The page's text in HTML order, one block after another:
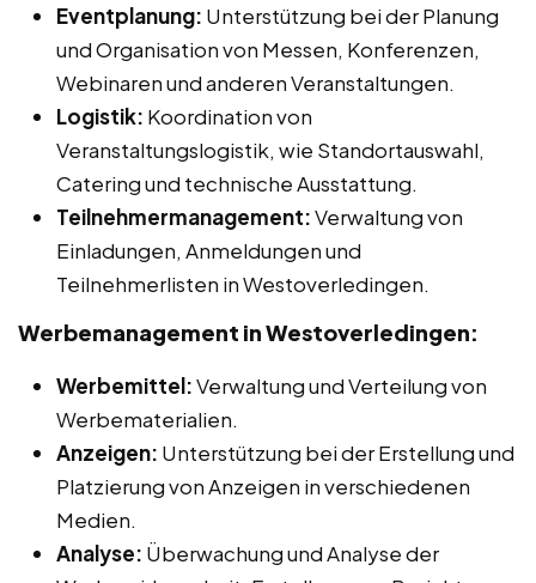
Eventplanung: Unterstützung bei der Planung
und Organisation von Messen, Konferenzen,
Webinaren und anderen Veranstaltungen.
Logistik: Koordination von
Veranstaltungslogistik, wie Standortauswahl,
Catering und technische Ausstattung.
Teilnehmermanagement:Verwaltung von
Einladungen, Anmeldungen und
Teilnehmerlisten in Westoverledingen.
Werbemanagement in Westoverledingen:
Werbemittel:Verwaltung und Verteilung von
Werbematerialien.
Anzeigen: Unterstützung bei der Erstellung und
Platzierung von Anzeigen in verschiedenen
Medien.
Analyse: Überwachung und Analyse der